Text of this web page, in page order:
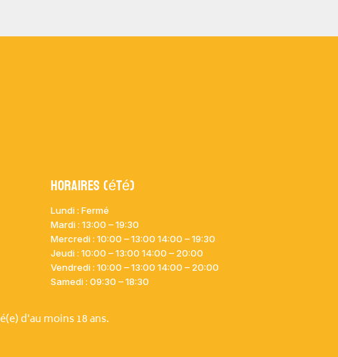
Horaires (été)
Lundi : Fermé
Mardi : 13:00 – 19:30
Mercredi : 10:00 – 13:00 14:00 – 19:30
Jeudi : 10:00 – 13:00 14:00 – 20:00
Vendredi : 10:00 – 13:00 14:00 – 20:00
Samedi : 09:30 – 18:30
d'au moins 18 ans.